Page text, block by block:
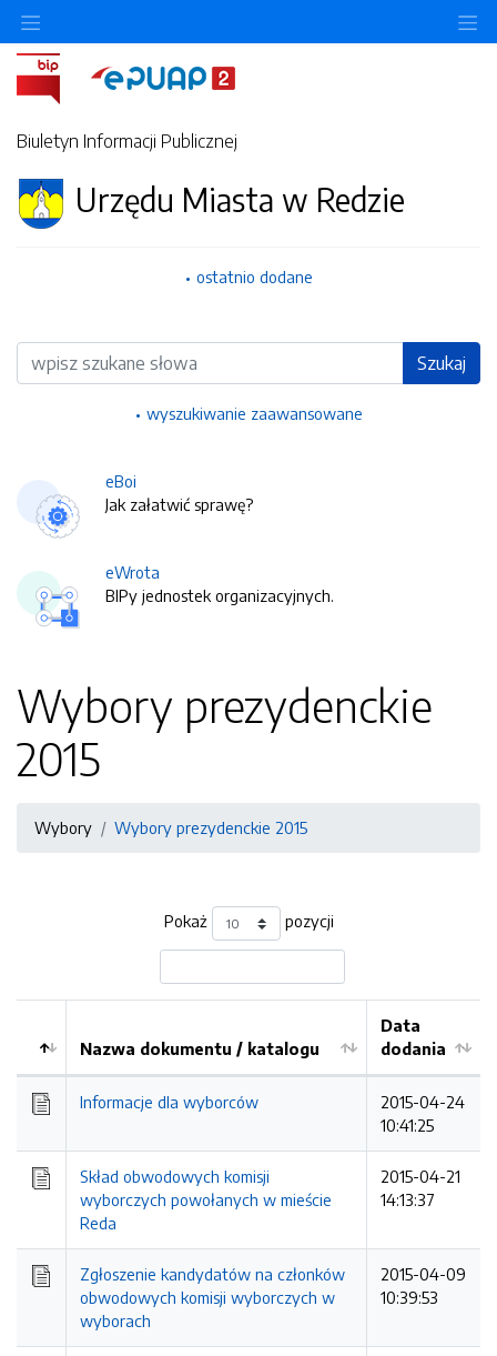
Biuletyn Informacji Publicznej
Urzędu Miasta w Redzie
ostatnio dodane
Wyszukiwarka Szukaj
wyszukiwanie zaawansowane
eBoi
Jak załatwić sprawę?
eWrota
BIPy jednostek organizacyjnych.
Wybory prezydenckie
2015
Wybory Wybory prezydenckie 2015
Pokaż pozycji
Kolejność
Nazwa dokumentu / katalogu
Data
dodania
Informacje dla wyborców
2015-04-24
10:41:25
Skład obwodowych komisji
wyborczych powołanych w mieście
Reda
2015-04-21
14:13:37
Zgłoszenie kandydatów na członków
obwodowych komisji wyborczych w
wyborach
2015-04-09
10:39:53